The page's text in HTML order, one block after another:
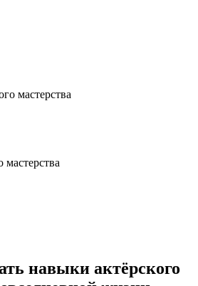
мастерства
навыки актёрского